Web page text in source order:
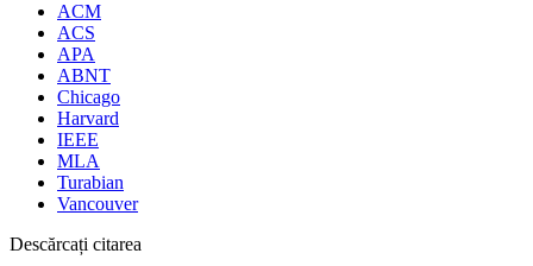
ACM
ACS
APA
ABNT
Chicago
Harvard
IEEE
MLA
Turabian
Vancouver
Descărcați citarea